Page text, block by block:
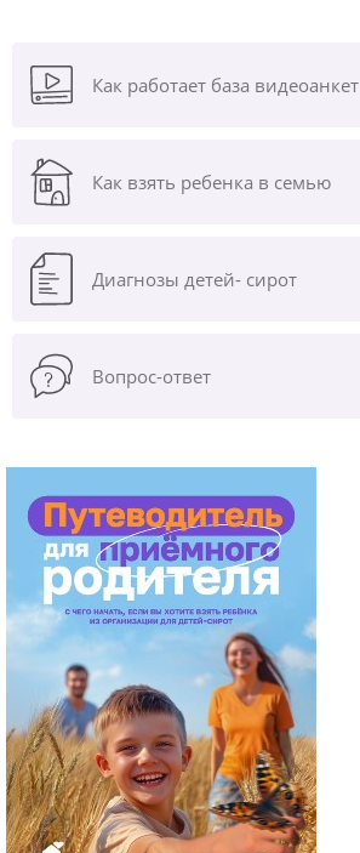
Как работает база видеоанкет
Как взять ребенка в семью
Диагнозы детей- сирот
Вопрос-ответ